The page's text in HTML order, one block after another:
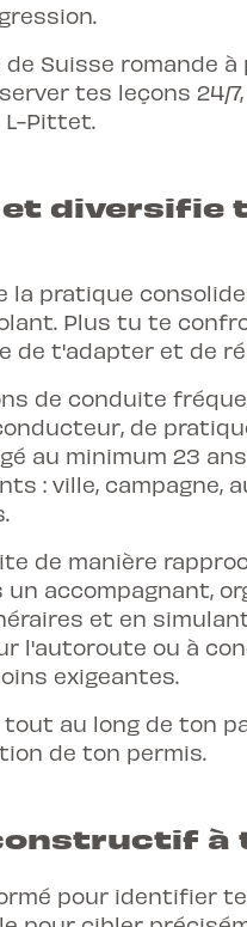
Suisse romande à
tes leçons 24/
L-Pittet.
diversifie
la pratique
Plus tu te
de t'adapter et de
de conduite
de
au minimum 23
: ville, campagne,
de manière
accompagnant,
et en
l'autoroute ou à
exigeantes.
au long de ton
de ton permis.
à
pour identifier